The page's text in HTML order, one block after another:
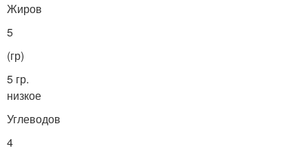
Жиров
5
(гр)
5 гр.
низкое
Углеводов
4